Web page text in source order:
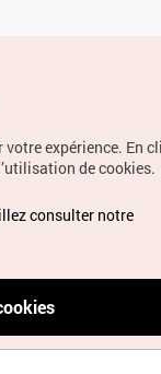
en Corée.
renseignements,
expérience. En
de cookies.
consulter notre